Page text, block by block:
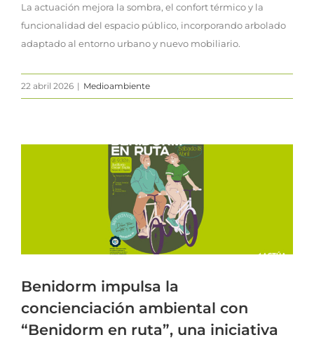
La actuación mejora la sombra, el confort térmico y la
funcionalidad del espacio público, incorporando arbolado
adaptado al entorno urbano y nuevo mobiliario.
22 abril 2026 | Medioambiente
Benidorm impulsa la
concienciación ambiental con
“Benidorm en ruta”, una iniciativa